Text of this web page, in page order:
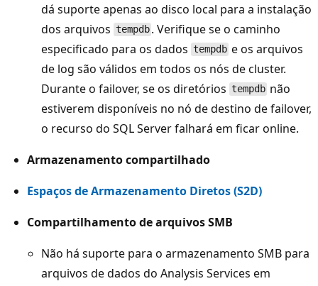
dá suporte apenas ao disco local para a instalação
dos arquivos tempdb . Verifique se o caminho
especificado para os dados tempdb e os arquivos
de log são válidos em todos os nós de cluster.
Durante o failover, se os diretórios tempdb não
estiverem disponíveis no nó de destino de failover,
o recurso do SQL Server falhará em ficar online.
Armazenamento compartilhado
Espaços de Armazenamento Diretos (S2D)
Compartilhamento de arquivos SMB
Não há suporte para o armazenamento SMB para
arquivos de dados do Analysis Services em